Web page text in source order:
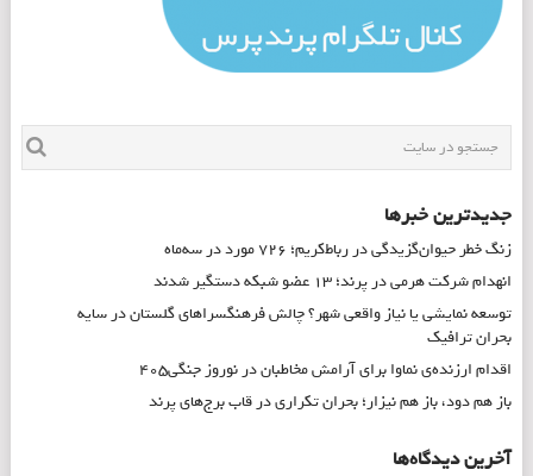
جدیدترین خبرها
زنگ خطر حیوان‌گزیدگی در رباط‌کریم؛ ۷۲۶ مورد در سه‌ماه
انهدام شرکت هرمی در پرند؛ ۱۳ عضو شبکه دستگیر شدند
توسعه نمایشی یا نیاز واقعی شهر؟ چالش فرهنگسراهای گلستان در سایه
بحران ترافیک
اقدام ارزنده‌ی نماوا برای آرامش مخاطبان در نوروز جنگی۴۰۵
باز هم دود، باز هم نیزار؛ بحران تکراری در قاب برج‌های پرند
آخرین دیدگاه‌ها